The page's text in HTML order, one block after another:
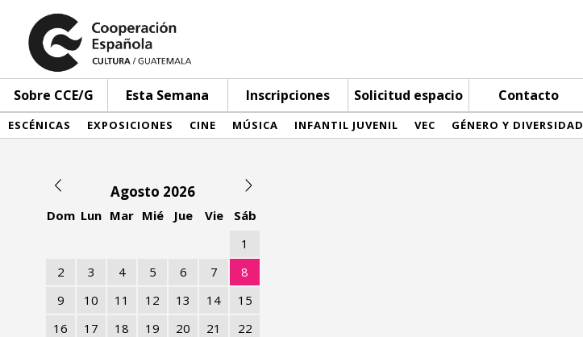
Sobre CCE/G Esta Semana Inscripciones Solicitud espacio Contacto
ESCÉNICAS EXPOSICIONES CINE MÚSICA INFANTIL JUVENIL VEC GÉNERO Y DIVERSIDAD
Agosto 2026
Dom Lun Mar Mié Jue Vie
Sáb
1
2
3 4 5 6 7
8
9
10 11 12 13 14
15
16
17 18 19 20 21
22